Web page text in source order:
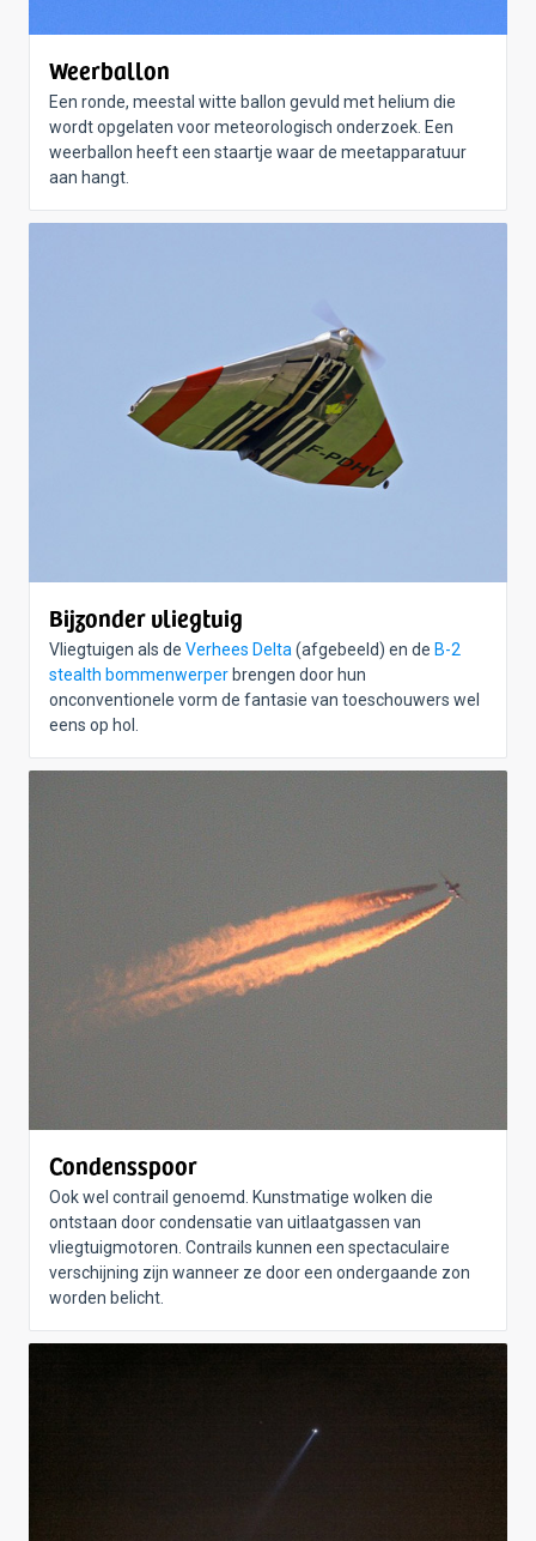
Weerballon
Een ronde, meestal witte ballon gevuld met helium die
wordt opgelaten voor meteorologisch onderzoek. Een
weerballon heeft een staartje waar de meetapparatuur
aan hangt.
Bijzonder vliegtuig
Vliegtuigen als de Verhees Delta (afgebeeld) en de B-2
stealth bommenwerper brengen door hun
onconventionele vorm de fantasie van toeschouwers wel
eens op hol.
Condensspoor
Ook wel contrail genoemd. Kunstmatige wolken die
ontstaan door condensatie van uitlaatgassen van
vliegtuigmotoren. Contrails kunnen een spectaculaire
verschijning zijn wanneer ze door een ondergaande zon
worden belicht.